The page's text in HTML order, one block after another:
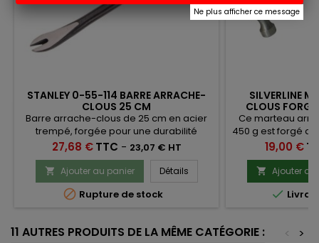
STANLEY 0-55-114 BARRE ARRACHE-
CLOUS 25 CM
Barre arrache-clous de 25 cm en acier
trempé, forgée pour une durabilité
accrue.Poli et biseauté pour pénétrer
facilement sous la tête du clou.La partie
coudée est munie d'un talon qui peut
servir de petit marteau.
Prix
27,68 € TTC - 23,07 € HT
 Ajouter au panier Détails
 Rupture de stock
SILVERLINE
CLOUS
Ce marteau
450 g est forgé
de solidité. Il
en caoutchouc
choc.
Prix
19,00 €
 Ajouter au

11 AUTRES PRODUITS DE LA MÊME CATÉGORIE : >
<
Ne plus afficher ce message